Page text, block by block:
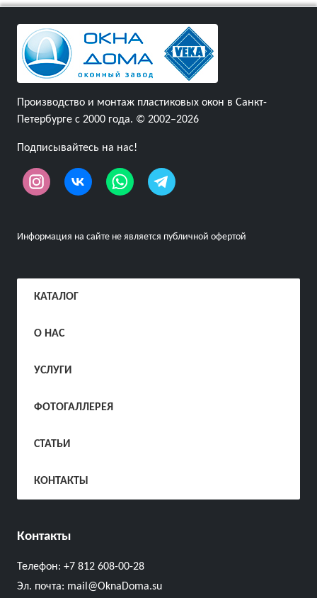
Производство и монтаж пластиковых окон в Санкт-
Петербурге с 2000 года. © 2002–2026
Подписывайтесь на нас!
Информация на сайте не является публичной офертой
КАТАЛОГ
О НАС
УСЛУГИ
ФОТОГАЛЛЕРЕЯ
СТАТЬИ
КОНТАКТЫ
Контакты
Телефон: +7 812 608-00-28
Эл. почта: mail@OknaDoma.su